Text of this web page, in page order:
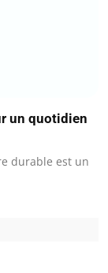
un quotidien
durable est un